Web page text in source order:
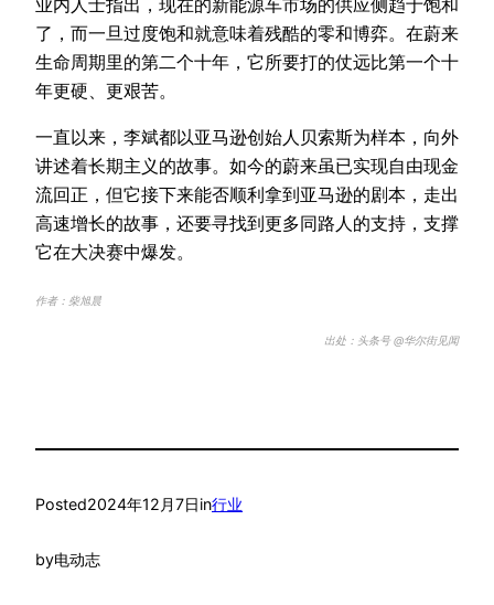
了，而一旦过度饱和就意味着残酷的零和博弈。在蔚来
生命周期里的第二个十年，它所要打的仗远比第一个十
年更硬、更艰苦。
一直以来，李斌都以亚马逊创始人贝索斯为样本，向外
讲述着长期主义的故事。如今的蔚来虽已实现自由现金
流回正，但它接下来能否顺利拿到亚马逊的剧本，走出
高速增长的故事，还要寻找到更多同路人的支持，支撑
它在大决赛中爆发。
作者：柴旭晨
出处：头条号 @华尔街见闻
Posted2024年12月7日in行业
by电动志